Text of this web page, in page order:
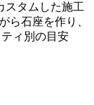
スタムした施工
ら石座を作り、
ィ別の目安